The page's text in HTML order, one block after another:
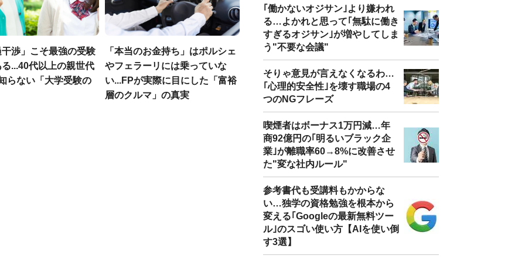
渉」こそ最強の受験
...40代以上の親世代
らない「大学受験の
「本当のお金持ち」はポルシェ
やフェラーリには乗っていな
い...FPが実際に目にした「富裕
層のクルマ」の真実
｢働かないオジサン｣より嫌われ
る…よかれと思って｢無駄に働き
すぎるオジサン｣が増やしてしま
う"不要な会議"
そりゃ意見が言えなくなるわ…
｢心理的安全性｣を壊す職場の4
つのNGフレーズ
喫煙者はボーナス1万円減…年
商92億円の｢明るいブラック企
業｣が離職率60→8%に改善させ
た"変な社内ルール"
参考書代も受講料もかからな
い…独学の資格勉強を根本から
変える｢Googleの最新無料ツー
ル｣のスゴい使い方【AIを使い倒
す3選】